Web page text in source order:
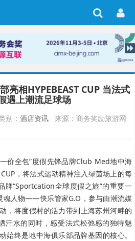
亮相HYPEBEAST CUP 当法式
遇上潮流足球场
别： 酒店资讯 来源：商务奖励旅游网
价全包”度假先锋品牌Club Med地中海
，将法式运动精神注入绿茵场上的每
牌“Sportcation全球度假之旅”的重要一
魂人物——快乐管家G.O，参与由潮流媒
，将度假村的活力带到上海苏州河畔的
汗水的同时，感受法式松弛感的独特魅
始终是地中海俱乐部品牌基因的核心。